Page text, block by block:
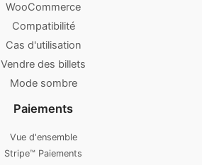
WooCommerce
Compatibilité
Cas d'utilisation
Vendre des billets
Mode sombre
Paiements
Vue d'ensemble
Stripe™ Paiements